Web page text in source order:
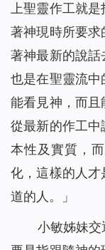
上聖靈作工就
著神現時所要
著神最新的說話
也是在聖靈流中
能看見神，而且
從最新的作工
本性及實質，
化，這樣的人
道的人。
」
小敏姊妹